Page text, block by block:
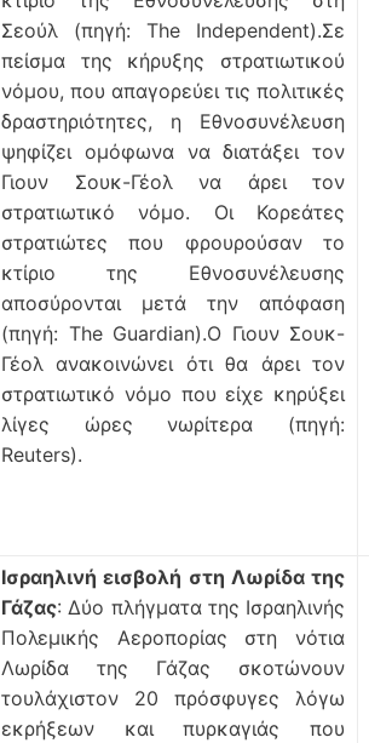
Σεούλ (πηγή: The Independent).Σε
πείσμα της κήρυξης στρατιωτικού
νόμου, που απαγορεύει τις πολιτικές
δραστηριότητες, η Εθνοσυνέλευση
ψηφίζει ομόφωνα να διατάξει τον
Γιουν Σουκ-Γέολ να άρει τον
στρατιωτικό νόμο. Οι Κορεάτες
στρατιώτες που φρουρούσαν το
κτίριο της Εθνοσυνέλευσης
αποσύρονται μετά την απόφαση
(πηγή: The Guardian).Ο Γιουν Σουκ-
Γέολ ανακοινώνει ότι θα άρει τον
στρατιωτικό νόμο που είχε κηρύξει
λίγες ώρες νωρίτερα (πηγή:
Reuters).
Ισραηλινή εισβολή στη Λωρίδα της
Γάζας: Δύο πλήγματα της Ισραηλινής
Πολεμικής Αεροπορίας στη νότια
Λωρίδα της Γάζας σκοτώνουν
τουλάχιστον 20 πρόσφυγες λόγω
εκρήξεων και πυρκαγιάς που